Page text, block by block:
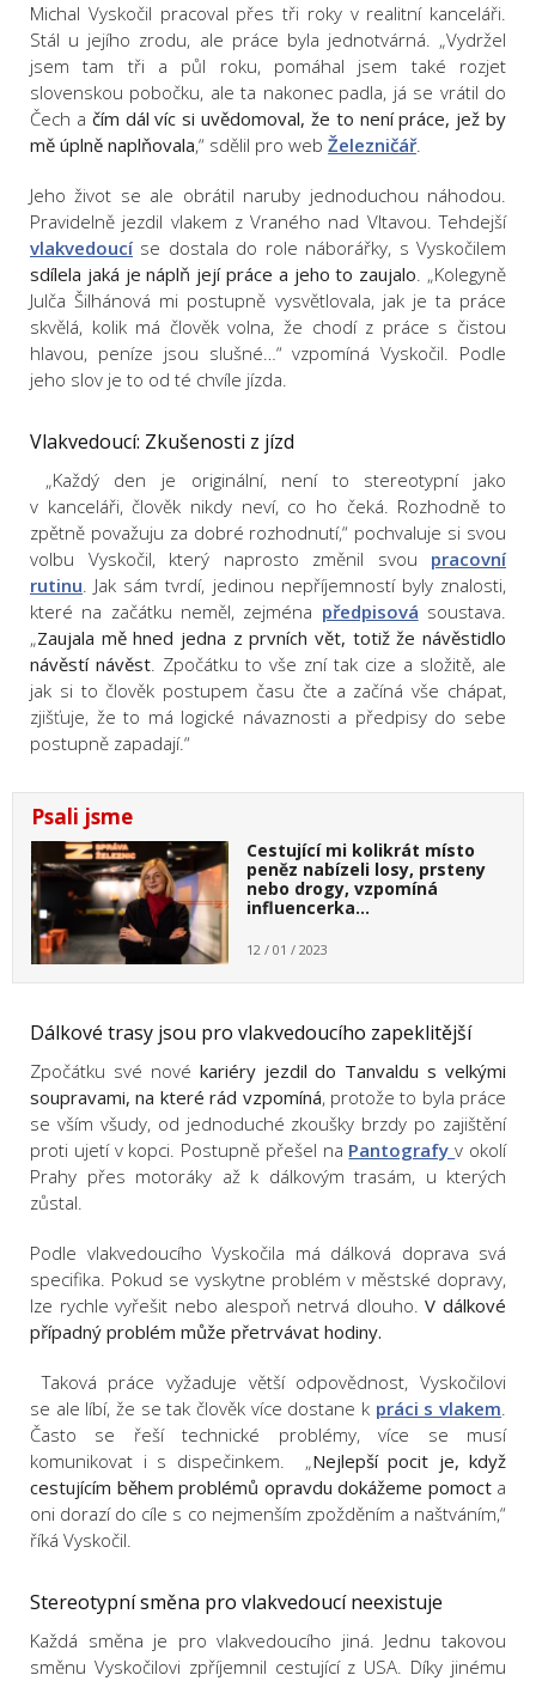
Michal Vyskočil pracoval přes tři roky v realitní kanceláři.
Stál u jejího zrodu, ale práce byla jednotvárná. „Vydržel
jsem tam tři a půl roku, pomáhal jsem také rozjet
slovenskou pobočku, ale ta nakonec padla, já se vrátil do
Čech a čím dál víc si uvědomoval, že to není práce, jež by
mě úplně naplňovala,“ sdělil pro web Železničář.
Jeho život se ale obrátil naruby jednoduchou náhodou.
Pravidelně jezdil vlakem z Vraného nad Vltavou. Tehdejší
vlakvedoucíse dostala do role náborářky, s Vyskočilem
sdílela jaká je náplň její práce a jeho to zaujalo. „Kolegyně
Julča Šilhánová mi postupně vysvětlovala, jak je ta práce
skvělá, kolik má člověk volna, že chodí z práce s čistou
hlavou, peníze jsou slušné…“ vzpomíná Vyskočil. Podle
jeho slov je to od té chvíle jízda.
Vlakvedoucí: Zkušenosti z jízd
„Každý den je originální, není to stereotypní jako
v kanceláři, člověk nikdy neví, co ho čeká. Rozhodně to
zpětně považuju za dobré rozhodnutí,“ pochvaluje si svou
volbu Vyskočil, který naprosto změnil svou pracovní
rutinu. Jak sám tvrdí, jedinou nepříjemností byly znalosti,
které na začátku neměl, zejména předpisová soustava.
„Zaujala mě hned jedna z prvních vět, totiž že návěstidlo
návěstí návěst. Zpočátku to vše zní tak cize a složitě, ale
jak si to člověk postupem času čte a začíná vše chápat,
zjišťuje, že to má logické návaznosti a předpisy do sebe
postupně zapadají.“
Psali jsme
Cestující mi kolikrát místo
peněz nabízeli losy, prsteny
nebo drogy, vzpomíná
influencerka…
12 / 01 / 2023
Dálkové trasy jsou pro vlakvedoucího zapeklitější
Zpočátku své nové kariéry jezdil do Tanvaldu s velkými
soupravami, na které rád vzpomíná, protože to byla práce
se vším všudy, od jednoduché zkoušky brzdy po zajištění
proti ujetí v kopci. Postupně přešel na Pantografyv okolí
Prahy přes motoráky až k dálkovým trasám, u kterých
zůstal.
Podle vlakvedoucího Vyskočila má dálková doprava svá
specifika. Pokud se vyskytne problém v městské dopravy,
lze rychle vyřešit nebo alespoň netrvá dlouho.V dálkové
případný problém může přetrvávat hodiny.
Taková práce vyžaduje větší odpovědnost, Vyskočilovi
se ale líbí, že se tak člověk více dostane k práci s vlakem.
Často se řeší technické problémy, více se musí
komunikovat i s dispečinkem. „Nejlepší pocit je, když
cestujícím během problémů opravdu dokážeme pomoct a
oni dorazí do cíle s co nejmenším zpožděním a naštváním,“
říká Vyskočil.
Stereotypní směna pro vlakvedoucí neexistuje
Každá směna je pro vlakvedoucího jiná. Jednu takovou
směnu Vyskočilovi zpříjemnil cestující z USA. Díky jinému